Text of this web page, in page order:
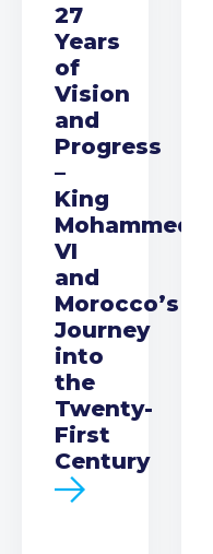
27
Years
of
Vision
and
Progress
–
King
Mohammed
VI
and
Morocco’s
Journey
into
the
Twenty-
First
Century